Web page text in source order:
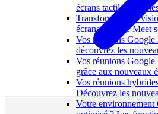
écrans tactiles
Transformez vos
écrans Google Meet
Vos réunions
découvrez les
Vos réunions
grâce aux nouveaux
Vos réunions
Découvrez les
Votre environnement